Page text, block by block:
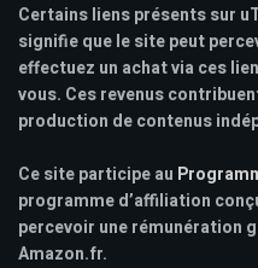
Certains liens présents sur
signifie que le site peut
effectuez un achat via ces
vous. Ces revenus
production de contenus
Ce site participe au
programme d’affiliation
percevoir une rémunération
Amazon.fr.